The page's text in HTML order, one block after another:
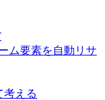
ム要素を自動リサ
考える